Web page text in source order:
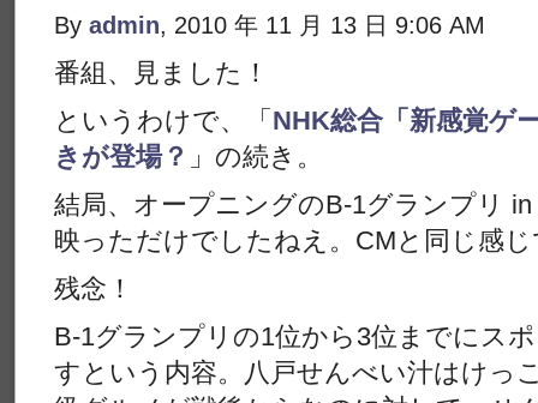
By admin, 2010 年 11 月 13 日 9:06 AM
番組、見ました！
というわけで、「 NHK総合「新感覚ゲ
きが登場？ 」の続き。
結局、オープニングのB-1グランプリ
映っただけでしたねえ。CMと同じ感
残念！
B-1グランプリの1位から3位までにス
すという内容。八戸せんべい汁はけっ